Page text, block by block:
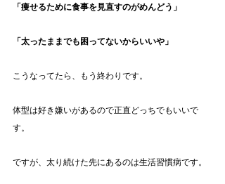
「痩せるために食事を見直すのがめんどう」
「太ったままでも困ってないからいいや」
こうなってたら、もう終わりです。
体型は好き嫌いがあるので正直どっちでもいいで
す。
ですが、太り続けた先にあるのは生活習慣病です。